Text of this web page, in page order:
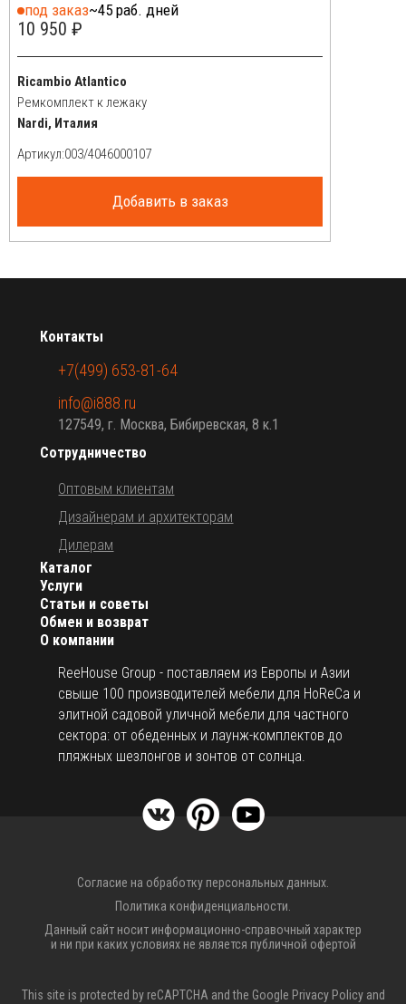
под заказ~45 раб. дней
10 950 ₽
Ricambio Atlantico
Ремкомплект к лежаку
Nardi, Италия
Артикул:
Добавить в заказ
О компании
ReeHouse Group - поставляем из Европы и Азии
свыше 100 производителей мебели для HoReCa и
элитной садовой уличной мебели для частного
сектора: от обеденных и лаунж-комплектов до
пляжных шезлонгов и зонтов от солнца.
Каталог
Услуги
Статьи и советы
Обмен и возврат
Сотрудничество
Оптовым клиентам
Дизайнерам и архитекторам
Дилерам
Контакты
+7(499) 653-81-64
info@i888.ru
127549, г. Москва, Бибиревская, 8 к.1
Согласие на обработку персональных данных.
Политика конфиденциальности.
Данный сайт носит информационно-справочный характер
и ни при каких условиях не является публичной офертой
This site is protected by reCAPTCHA and the Google Privacy Policyand